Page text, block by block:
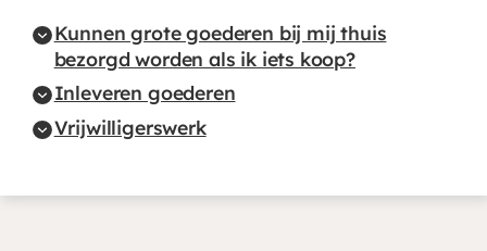
Kunnen grote goederen bij mij thuis
bezorgd worden als ik iets koop?
Inleveren goederen
Vrijwilligerswerk